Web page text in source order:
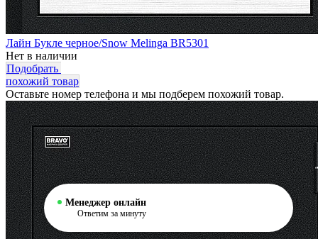
Лайн Букле черное/Snow Melinga BR5301
Нет в наличии
Подобрать
похожий товар
Оставьте номер телефона и мы подберем похожий товар.
Менеджер онлайн
Ответим за минуту